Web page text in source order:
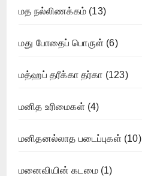
மத நல்லிணக்கம் (13)
மது போதைப் பொருள் (6)
மத்ஹப் தரீக்கா தர்கா (123)
மனித உரிமைகள் (4)
மனிதனல்லாத படைப்புகள் (10)
மனைவியின் கடமை(1)